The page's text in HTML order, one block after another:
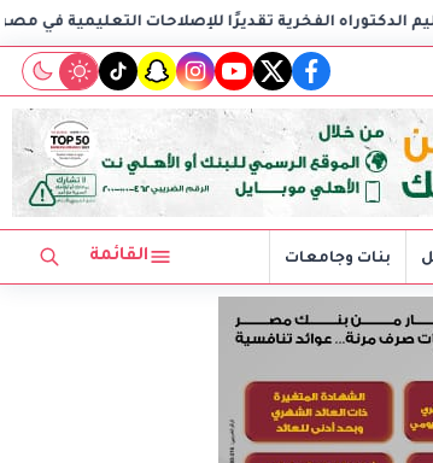
وزارة الصحة تستقبل اكتر من 71 مليون زيارة للإصلاحات التعليمية في مصر
facebook
twitter
youtube
instagram
snapchat
tiktok
بنات وجامعات القائمة